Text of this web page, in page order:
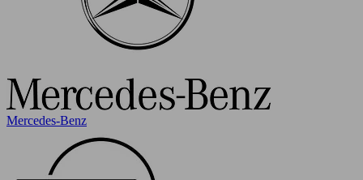
Mercedes-Benz